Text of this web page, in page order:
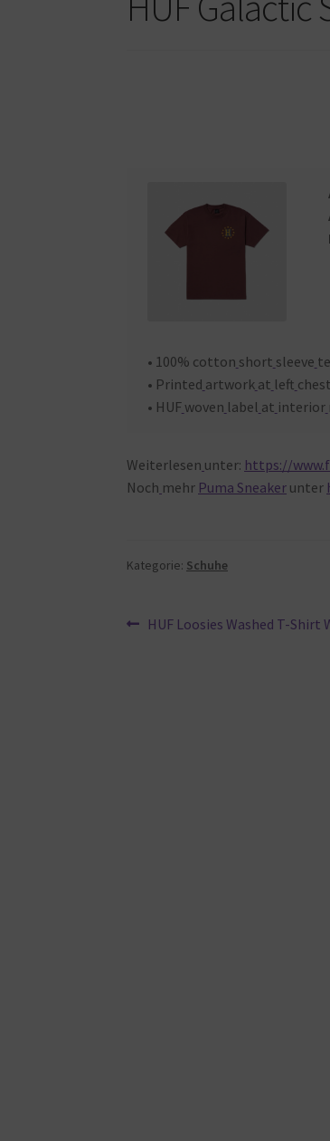
• 100% cotton short sleeve
• Printed artwork at left chest
• HUF woven label at interior
Weiterlesen unter: https://
Noch mehr Puma Sneaker unter
Kategorie: Schuhe
Vorheriger
HUF Loosies Washed T-Shirt